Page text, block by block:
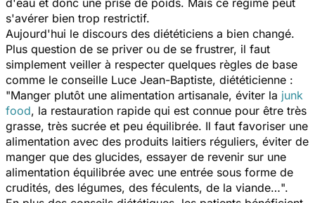
s'avérer bien trop restrictif.
Aujourd'hui le discours des diététiciens a bien changé.
Plus question de se priver ou de se frustrer, il faut
simplement veiller à respecter quelques règles de base
comme le conseille Luce Jean-Baptiste, diététicienne :
"Manger plutôt une alimentation artisanale, éviter la junk
food, la restauration rapide qui est connue pour être très
grasse, très sucrée et peu équilibrée. Il faut favoriser une
alimentation avec des produits laitiers réguliers, éviter de
manger que des glucides, essayer de revenir sur une
alimentation équilibrée avec une entrée sous forme de
crudités, des légumes, des féculents, de la viande…".